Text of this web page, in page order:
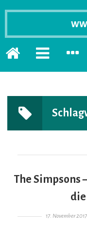
Startseite
PRIMÄRE
ERWEITERN
The Simpsons
die
Gepostet am
17. November 2017